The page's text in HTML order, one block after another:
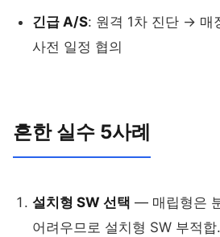
긴급 A/S: 원격 1차 진단 → 매
사전 일정 협의
흔한 실수 5사례
설치형 SW 선택 — 매립형은
어려우므로 설치형 SW 부적